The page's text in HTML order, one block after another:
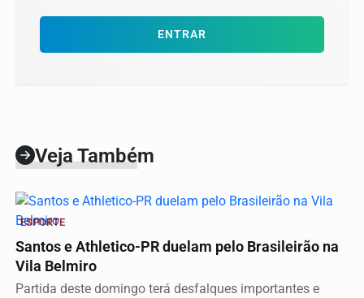
ENTRAR
Veja Também
ESPORTE
Santos e Athletico-PR duelam pelo Brasileirão na
Vila Belmiro
Partida deste domingo terá desfalques importantes e